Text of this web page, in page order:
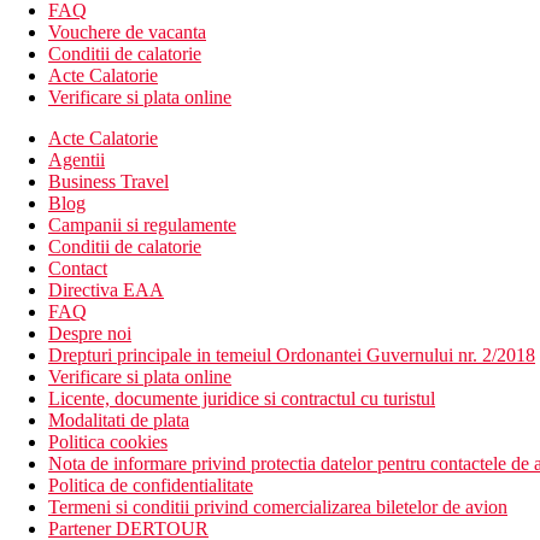
Descrierea hotelului
hol de intrare cu receptie
restaurantul principal
bar principal (deschis in caz de vreme rea)
Wi-Fi in hol si in jurul receptiei (contra cost)
camera cu televizorul
piscina cu sectiune separata pentru copii. Sezlonguri si
Descrierea plajei
nisipos cu intrare treptata
sezlonguri si umbrele (contra cost de aprox. 6 EUR/zi/set
Activitati contra cost
Sporturi nautice pe plaja
Mese incluse
Mic dejun
mic dejun sub forma unui bufet bogat
Demipensiune
mic dejun si cina sub forma unui bufet bogat
All Inclusive
8.00–10.00 mic dejun bogat tip bufet, 13:30–15:00 pranz
19.00-21.00 cina bogat tip bufet. Pentru micul dejun
cafea filtrata
FAQ
Vouchere de vacanta
Conditii de calatorie
Acte Calatorie
Verificare si plata online
Acte Calatorie
Agentii
Business Travel
Blog
Campanii si regulamente
Conditii de calatorie
Contact
Directiva EAA
FAQ
Despre noi
Drepturi principale in temeiul Ordonantei Guvernului nr. 2/2018
Verificare si plata online
Licente, documente juridice si contractul cu turistul
Modalitati de plata
Politica cookies
Nota de informare privind protectia datelor pentru contactele de
Politica de confidentialitate
Termeni si conditii privind comercializarea biletelor de avion
Partener DERTOUR